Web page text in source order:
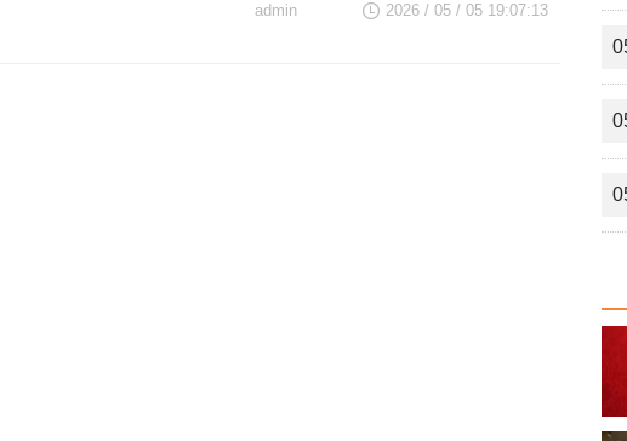
2026 / 05 / 05 19:07:13
admin